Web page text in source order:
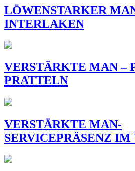
LÖWENSTARKER
INTERLAKEN
VERSTÄRKTE MAN –
PRATTELN
VERSTÄRKTE MAN-
SERVICEPRÄSENZ